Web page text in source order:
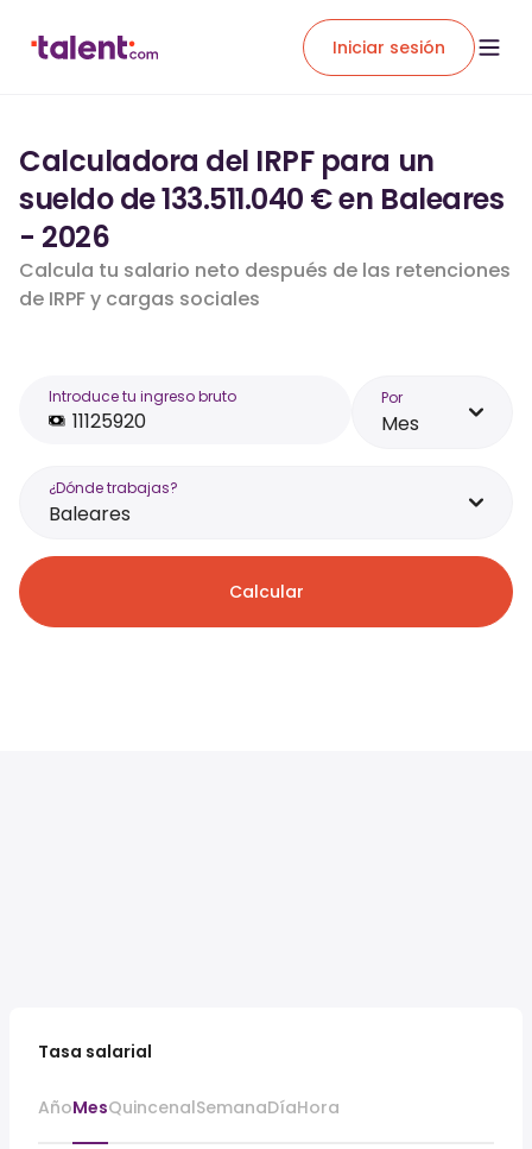
Iniciar sesión
Calculadora del IRPF para un
sueldo de 133.511.040 € en Baleares
- 2026
Calcula tu salario neto después de las retenciones
de IRPF y cargas sociales
Introduce tu ingreso bruto Por
Mes
¿Dónde trabajas?
Baleares
Calcular
Tasa salarial
AñoMesQuincenalSemanaDíaHora